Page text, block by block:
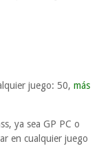
juego: 50, más
ya sea GP PC o
en cualquier juego